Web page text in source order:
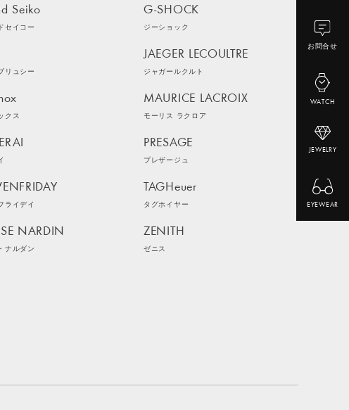
お問合せ
WATCH
JEWELRY
EYEWEAR
Seiko
セイコー
G-SHOCK
ジーショック
リュシー
JAEGER LECOULTRE
ジャガールクルト
クス
MAURICE LACROIX
モーリス ラクロア
PRESAGE
プレザージュ
ライデイ
TAGHeuer
タグホイヤー
NARDIN
ナルダン
ZENITH
ゼニス